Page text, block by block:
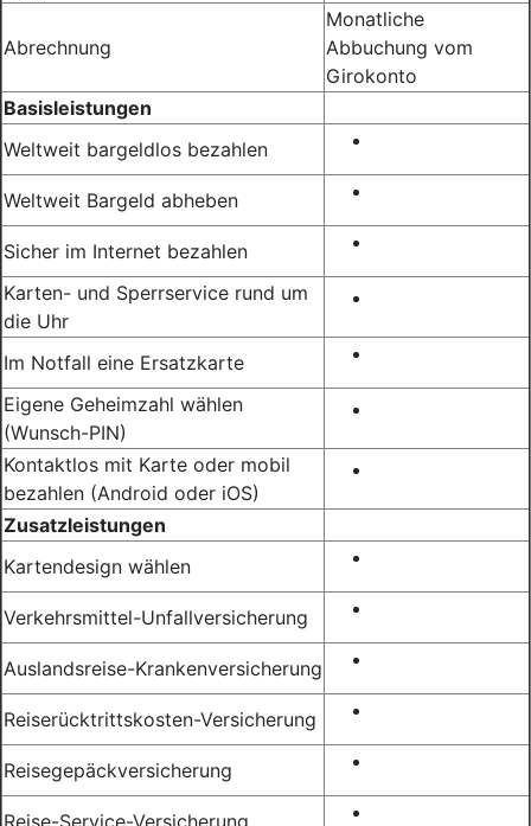
Abrechnung
Monatliche
Abbuchung vom
Girokonto
Basisleistungen
Weltweit bargeldlos bezahlen
Weltweit Bargeld abheben
Sicher im Internet bezahlen
Karten- und Sperrservice rund um
die Uhr
Im Notfall eine Ersatzkarte
Eigene Geheimzahl wählen
(Wunsch-PIN)
Kontaktlos mit Karte oder mobil
bezahlen (Android oder iOS)
Zusatzleistungen
Kartendesign wählen
Verkehrsmittel-Unfallversicherung
Auslandsreise-Krankenversicherung
Reiserücktrittskosten-Versicherung
Reisegepäckversicherung
Reise-Service-Versicherung